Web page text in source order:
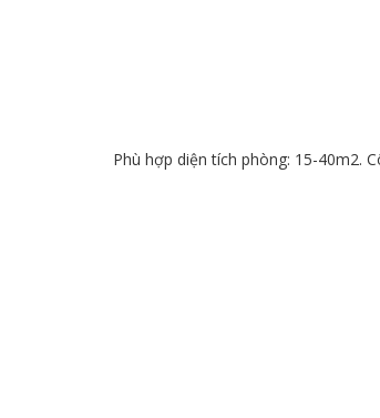
Phù hợp diện tích phòng: 15-40m2.